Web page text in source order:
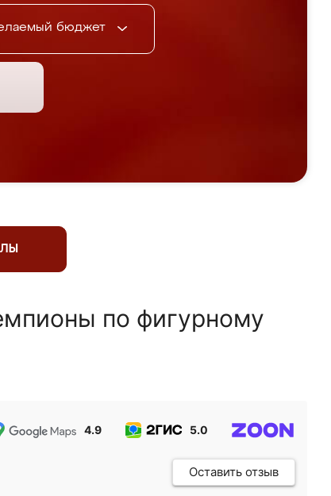
бюджет
по фигурному
4.9 5.0
Оставить отзыв